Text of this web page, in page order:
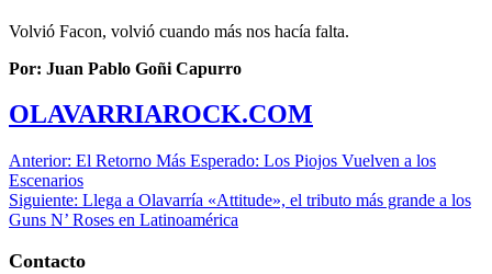
Volvió Facon, volvió cuando más nos hacía falta.
Por: Juan Pablo Goñi Capurro
OLAVARRIAROCK.COM
Navegación
de
entradas
Anterior: El Retorno Más Esperado: Los Piojos Vuelven a los
Escenarios
Siguiente: Llega a Olavarría «Attitude», el tributo más grande a los
Guns N’ Roses en Latinoamérica
Contacto